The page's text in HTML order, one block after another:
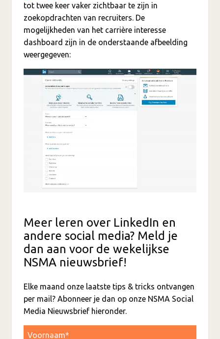
tot twee keer vaker zichtbaar te zijn in
zoekopdrachten van recruiters. De
mogelijkheden van het carrière interesse
dashboard zijn in de onderstaande afbeelding
weergegeven:
Meer leren over LinkedIn en
andere social media? Meld je
dan aan voor de wekelijkse
NSMA nieuwsbrief!
Elke maand onze laatste tips & tricks ontvangen
per mail? Abonneer je dan op onze NSMA Social
Media Nieuwsbrief hieronder.